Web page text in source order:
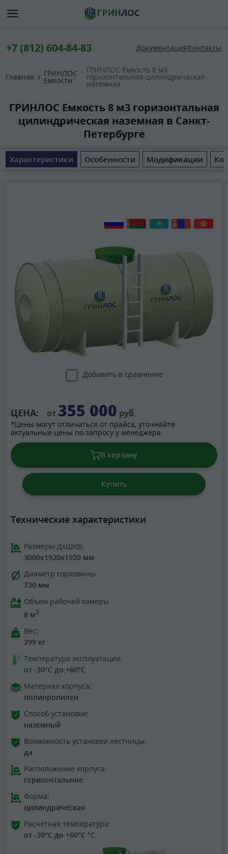
+7 (812) 604-84-83 ДокументацияКонтакты
Главная ГРИНЛОС
Емкости
ГРИНЛОС Емкость 8 м3
горизонтальная цилиндрическая
наземная
ГРИНЛОС Емкость 8 м3 горизонтальная
цилиндрическая наземная в Санкт-
Петербурге
Характеристики Особенности Модификации
Добавить в сравнение
ЦЕНА: от 355 000 руб.
*Цены могут отличаться от прайса, уточняйте
актуальные цены по запросу у менеджера
В корзину
Купить
Технические характеристики
Размеры ДхШхВ:
3000x1920x1920 мм
Диаметр горловины
730 мм
Объем рабочей камеры
8 м3
Вес:
299 кг
Температура эксплуатации:
от -30°C до +60°C
Материал корпуса:
полипропилен
Способ установки:
наземный
Возможность установки лестницы:
да
Расположение корпуса:
горизонтальное
Форма:
цилиндрическая
Расчетная температура:
от -30°C до +60°C °C